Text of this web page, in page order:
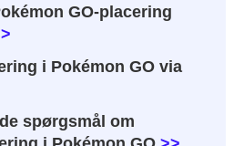
GO-placering
i Pokémon GO via
spørgsmål om